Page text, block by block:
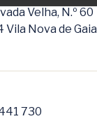
Velha, N.º 60
Nova de Gaia
730